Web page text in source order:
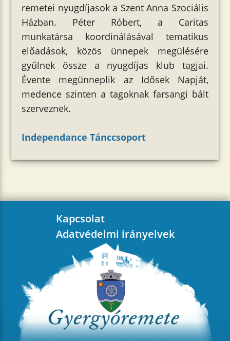
remetei nyugdíjasok a Szent Anna Szociális
Házban. Péter Róbert, a Caritas
munkatársa koordinálásával tematikus
előadások, közös ünnepek megülésére
gyűlnek össze a nyugdíjas klub tagjai.
Évente megünneplik az Idősek Napját,
medence szinten a tagoknak farsangi bált
szerveznek.
Independance Tánccsoport
Kapcsolat
Adatvédelmi irányelvek